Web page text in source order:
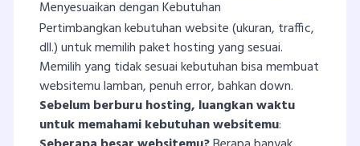
Menyesuaikan dengan Kebutuhan
Pertimbangkan kebutuhan website (ukuran, traffic,
dll.) untuk memilih paket hosting yang sesuai.
Memilih yang tidak sesuai kebutuhan bisa membuat
websitemu lamban, penuh error, bahkan down.
Sebelum berburu hosting, luangkan waktu
untuk memahami kebutuhan websitemu: